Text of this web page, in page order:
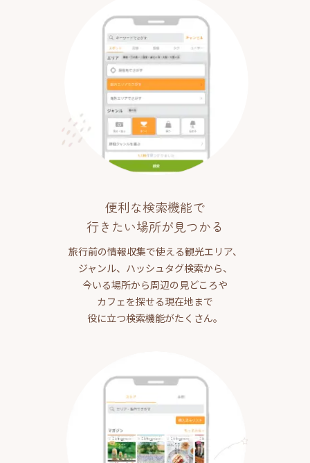
便利な検索機能で
行きたい場所が見つかる
旅行前の情報収集で使える観光エリア、
ジャンル、ハッシュタグ検索から、
今いる場所から周辺の見どころや
カフェを探せる現在地まで
役に立つ検索機能がたくさん。